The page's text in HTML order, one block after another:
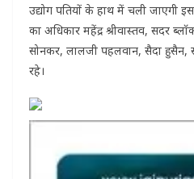
उद्योग पतियों के हाथ में चली जाएगी
का अधिकार महेंद्र श्रीवास्तव, सदर
सोनकर, लालजी पहलवान, सैदा हुसैन,
रहे।